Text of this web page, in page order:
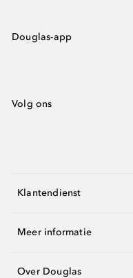
Douglas-app
Volg ons
Klantendienst
Meer informatie
Over Douglas